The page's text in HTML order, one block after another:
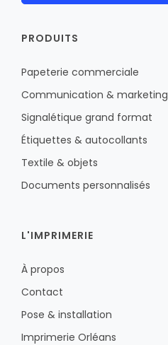
PRODUITS
Papeterie commerciale
Communication & marketing
Signalétique grand format
Étiquettes & autocollants
Textile & objets
Documents personnalisés
L'IMPRIMERIE
À propos
Contact
Pose & installation
Imprimerie Orléans